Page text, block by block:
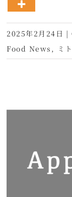
2025年2月24日 |
Food News , ミ